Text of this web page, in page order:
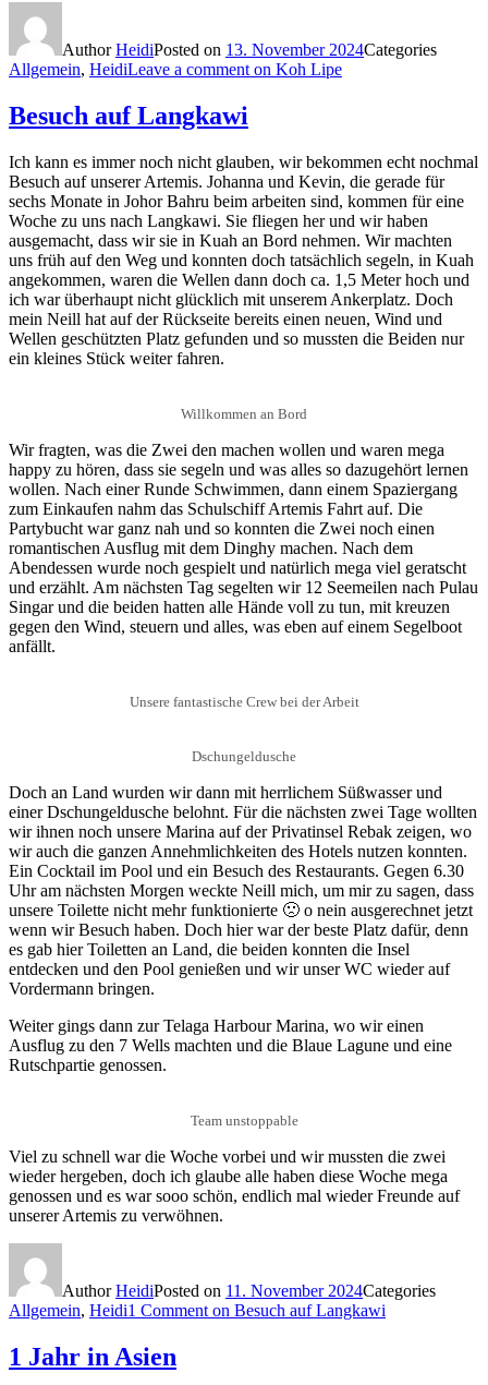
AuthorHeidiPosted on 13. November 2024Categories
Allgemein, HeidiLeave a comment on Koh Lipe
Besuch auf Langkawi
Ich kann es immer noch nicht glauben, wir bekommen echt nochmal
Besuch auf unserer Artemis. Johanna und Kevin, die gerade für
sechs Monate in Johor Bahru beim arbeiten sind, kommen für eine
Woche zu uns nach Langkawi. Sie fliegen her und wir haben
ausgemacht, dass wir sie in Kuah an Bord nehmen. Wir machten
uns früh auf den Weg und konnten doch tatsächlich segeln, in Kuah
angekommen, waren die Wellen dann doch ca. 1,5 Meter hoch und
ich war überhaupt nicht glücklich mit unserem Ankerplatz. Doch
mein Neill hat auf der Rückseite bereits einen neuen, Wind und
Wellen geschützten Platz gefunden und so mussten die Beiden nur
ein kleines Stück weiter fahren.
Willkommen an Bord
Wir fragten, was die Zwei den machen wollen und waren mega
happy zu hören, dass sie segeln und was alles so dazugehört lernen
wollen. Nach einer Runde Schwimmen, dann einem Spaziergang
zum Einkaufen nahm das Schulschiff Artemis Fahrt auf. Die
Partybucht war ganz nah und so konnten die Zwei noch einen
romantischen Ausflug mit dem Dinghy machen. Nach dem
Abendessen wurde noch gespielt und natürlich mega viel geratscht
und erzählt. Am nächsten Tag segelten wir 12 Seemeilen nach Pulau
Singar und die beiden hatten alle Hände voll zu tun, mit kreuzen
gegen den Wind, steuern und alles, was eben auf einem Segelboot
anfällt.
Unsere fantastische Crew bei der Arbeit
Dschungeldusche
Doch an Land wurden wir dann mit herrlichem Süßwasser und
einer Dschungeldusche belohnt. Für die nächsten zwei Tage wollten
wir ihnen noch unsere Marina auf der Privatinsel Rebak zeigen, wo
wir auch die ganzen Annehmlichkeiten des Hotels nutzen konnten.
Ein Cocktail im Pool und ein Besuch des Restaurants. Gegen 6.30
Uhr am nächsten Morgen weckte Neill mich, um mir zu sagen, dass
unsere Toilette nicht mehr funktionierte 🙁 o nein ausgerechnet jetzt
wenn wir Besuch haben. Doch hier war der beste Platz dafür, denn
es gab hier Toiletten an Land, die beiden konnten die Insel
entdecken und den Pool genießen und wir unser WC wieder auf
Vordermann bringen.
Weiter gings dann zur Telaga Harbour Marina, wo wir einen
Ausflug zu den 7 Wells machten und die Blaue Lagune und eine
Rutschpartie genossen.
Team unstoppable
Viel zu schnell war die Woche vorbei und wir mussten die zwei
wieder hergeben, doch ich glaube alle haben diese Woche mega
genossen und es war sooo schön, endlich mal wieder Freunde auf
unserer Artemis zu verwöhnen.
AuthorHeidiPosted on 11. November 2024Categories
Allgemein, Heidi1 Comment on Besuch auf Langkawi
1 Jahr in Asien